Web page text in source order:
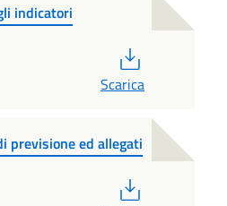
indicatori
Scarica
previsione ed allegati